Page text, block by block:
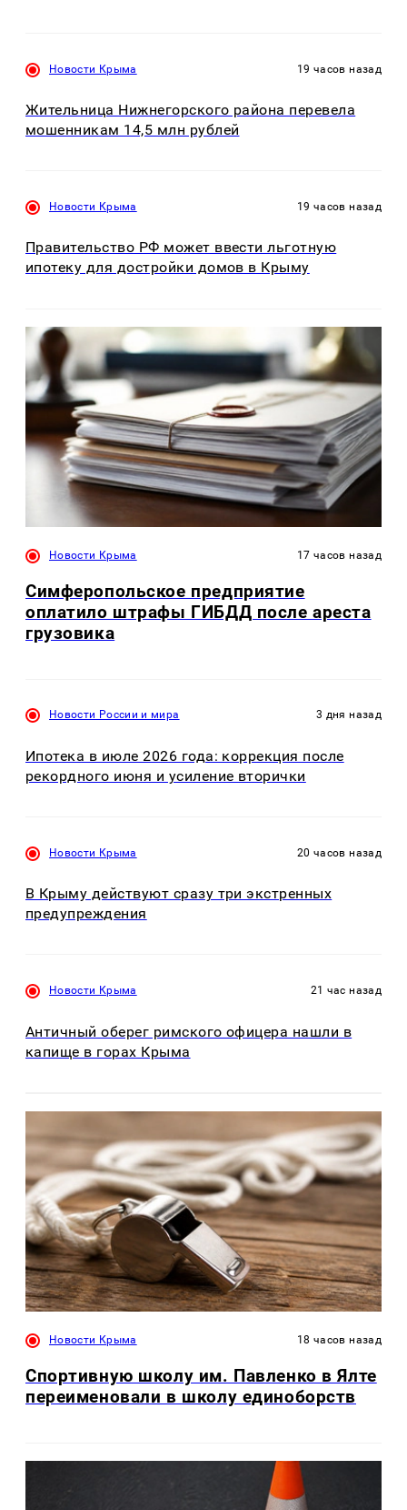
Новости Крыма 19 часов назад
Жительница Нижнегорского района перевела
мошенникам 14,5 млн рублей
Новости Крыма 19 часов назад
Правительство РФ может ввести льготную
ипотеку для достройки домов в Крыму
Новости Крыма 17 часов назад
Симферопольское предприятие
оплатило штрафы ГИБДД после ареста
грузовика
Новости России и мира 3 дня назад
Ипотека в июле 2026 года: коррекция после
рекордного июня и усиление вторички
Новости Крыма 20 часов назад
В Крыму действуют сразу три экстренных
предупреждения
Новости Крыма 21 час назад
Античный оберег римского офицера нашли в
капище в горах Крыма
Новости Крыма 18 часов назад
Спортивную школу им. Павленко в Ялте
переименовали в школу единоборств